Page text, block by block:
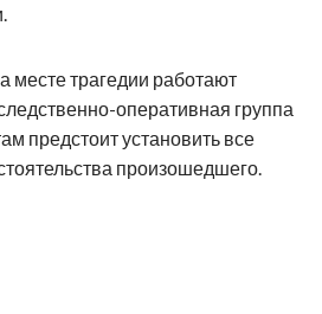
месте трагедии работают
оперативная группа
предстоит установить все
произошедшего.